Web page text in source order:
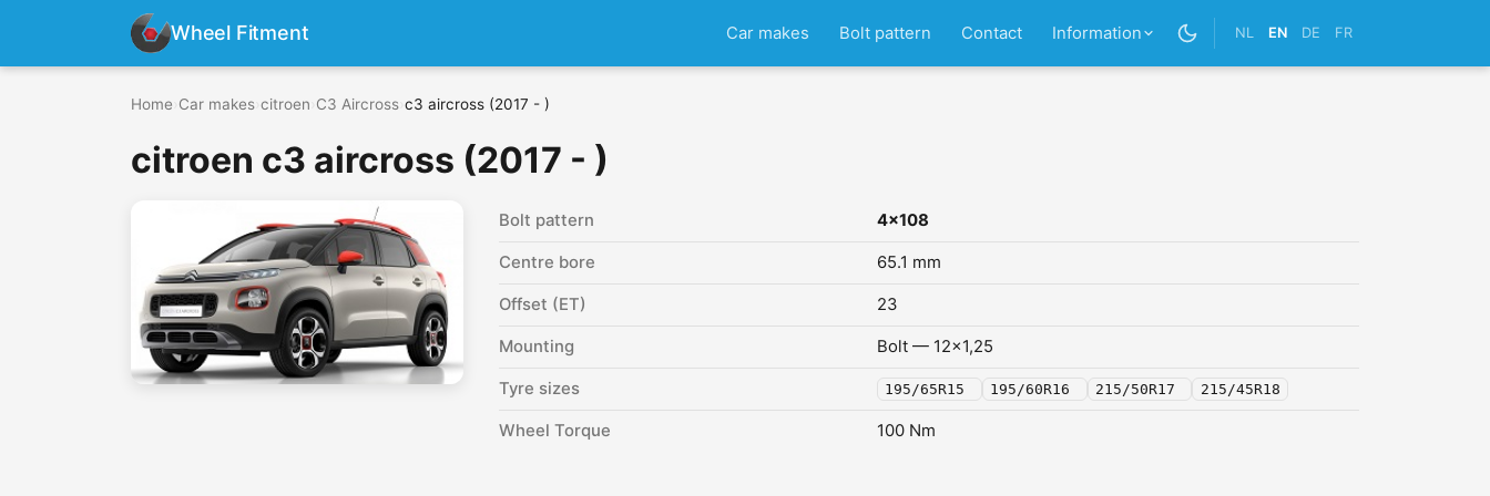
Wheel Fitment Car makes Bolt pattern Contact Information NL EN DE FR
Home Car makes citroen C3 Aircross c3 aircross (2017 - )
citroen c3 aircross (2017 - )
Bolt pattern 4x108
Centre bore 65.1 mm
Offset (ET) 23
Mounting Bolt — 12x1,25
Tyre sizes 195/65R15 195/60R16 215/50R17 215/45R18
Wheel Torque 100 Nm